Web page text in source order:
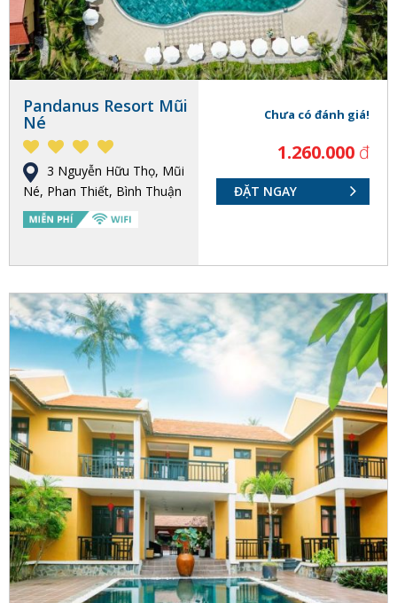
Pandanus Resort Mũi
Né
3 Nguyễn Hữu Thọ, Mũi
Né, Phan Thiết, Bình Thuận
Chưa có đánh giá!
1.260.000 đ
ĐẶT NGAY